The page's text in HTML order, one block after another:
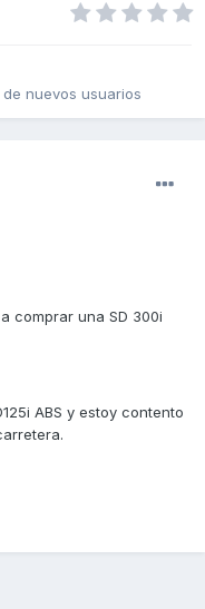
nuevos usuarios
comprar una SD 300i
ABS y estoy contento